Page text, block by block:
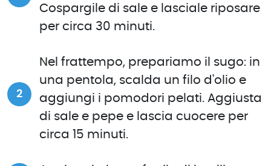
Cospargile di sale e lasciale riposare
per circa 30 minuti.
Nel frattempo, prepariamo il sugo: in
una pentola, scalda un filo d'olio e
aggiungi i pomodori pelati. Aggiusta
di sale e pepe e lascia cuocere per
circa 15 minuti.